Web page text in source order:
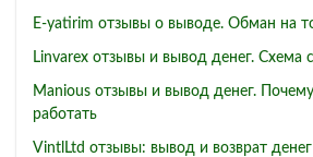
E-yatirim отзывы о выводе. Обман на
Linvarex отзывы и вывод денег. Схема
Manious отзывы и вывод денег.
работать
VintlLtd отзывы: вывод и возврат